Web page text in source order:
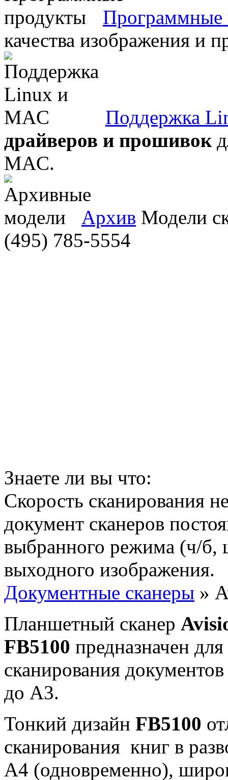
Программные
качества изображения и
Поддержка
драйверов и прошивок
MAC.
Архив Модели
(495) 785-5554
Знаете ли вы что:
Скорость сканирования
документ сканеров
выбранного режима (ч/б,
выходного изображения.
Документные сканеры »
Планшетный сканер
FB5100 предназначен для
сканирования
до А3.
Тонкий дизайн FB5100
сканирования книг в
А4 (одновременно),